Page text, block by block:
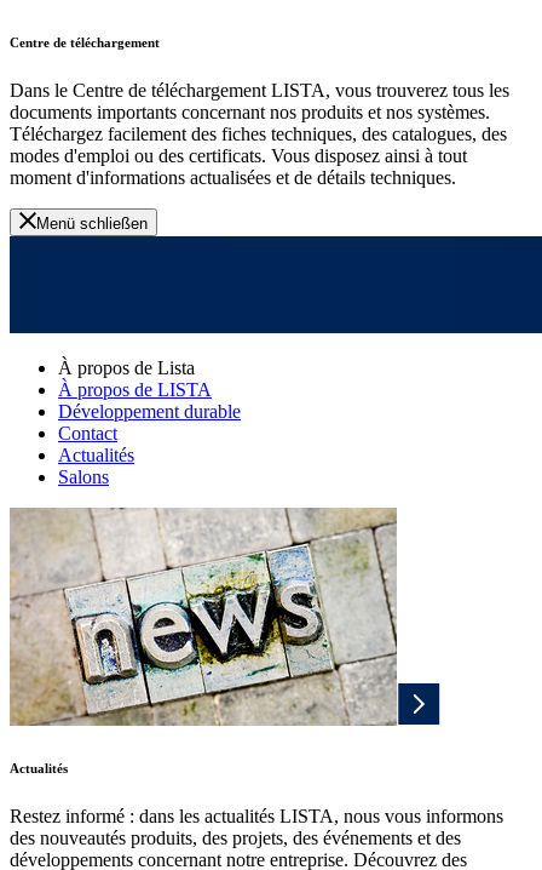
Centre de téléchargement
Dans le Centre de téléchargement LISTA, vous trouverez tous les
documents importants concernant nos produits et nos systèmes.
Téléchargez facilement des fiches techniques, des catalogues, des
modes d'emploi ou des certificats. Vous disposez ainsi à tout
moment d'informations actualisées et de détails techniques.
Menü schließen
À propos de Lista
À propos de LISTA
Développement durable
Contact
Actualités
Salons
Actualités
Restez informé : dans les actualités LISTA, nous vous informons
des nouveautés produits, des projets, des événements et des
développements concernant notre entreprise. Découvrez des